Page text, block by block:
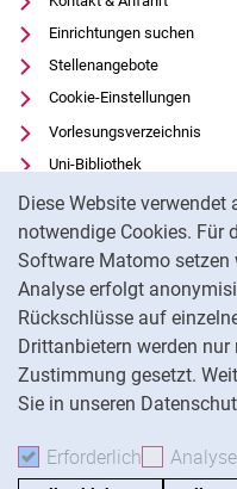
Diese Website
notwendige Cookies. Für
Software Matomo setzen
Analyse erfolgt
Rückschlüsse auf
Drittanbietern werden
Zustimmung gesetzt.
Sie in unseren
Erforderlich
Einrichtungen suchen
Stellenangebote
Cookie-Einstellungen
Vorlesungsverzeichnis
Uni-Bibliothek
Moodle
Panopto
Datenschutz
Barrierefreiheit
Transparenter KI-Einsatz